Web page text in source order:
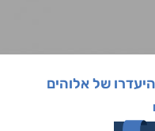
היעדרו של אלוהים